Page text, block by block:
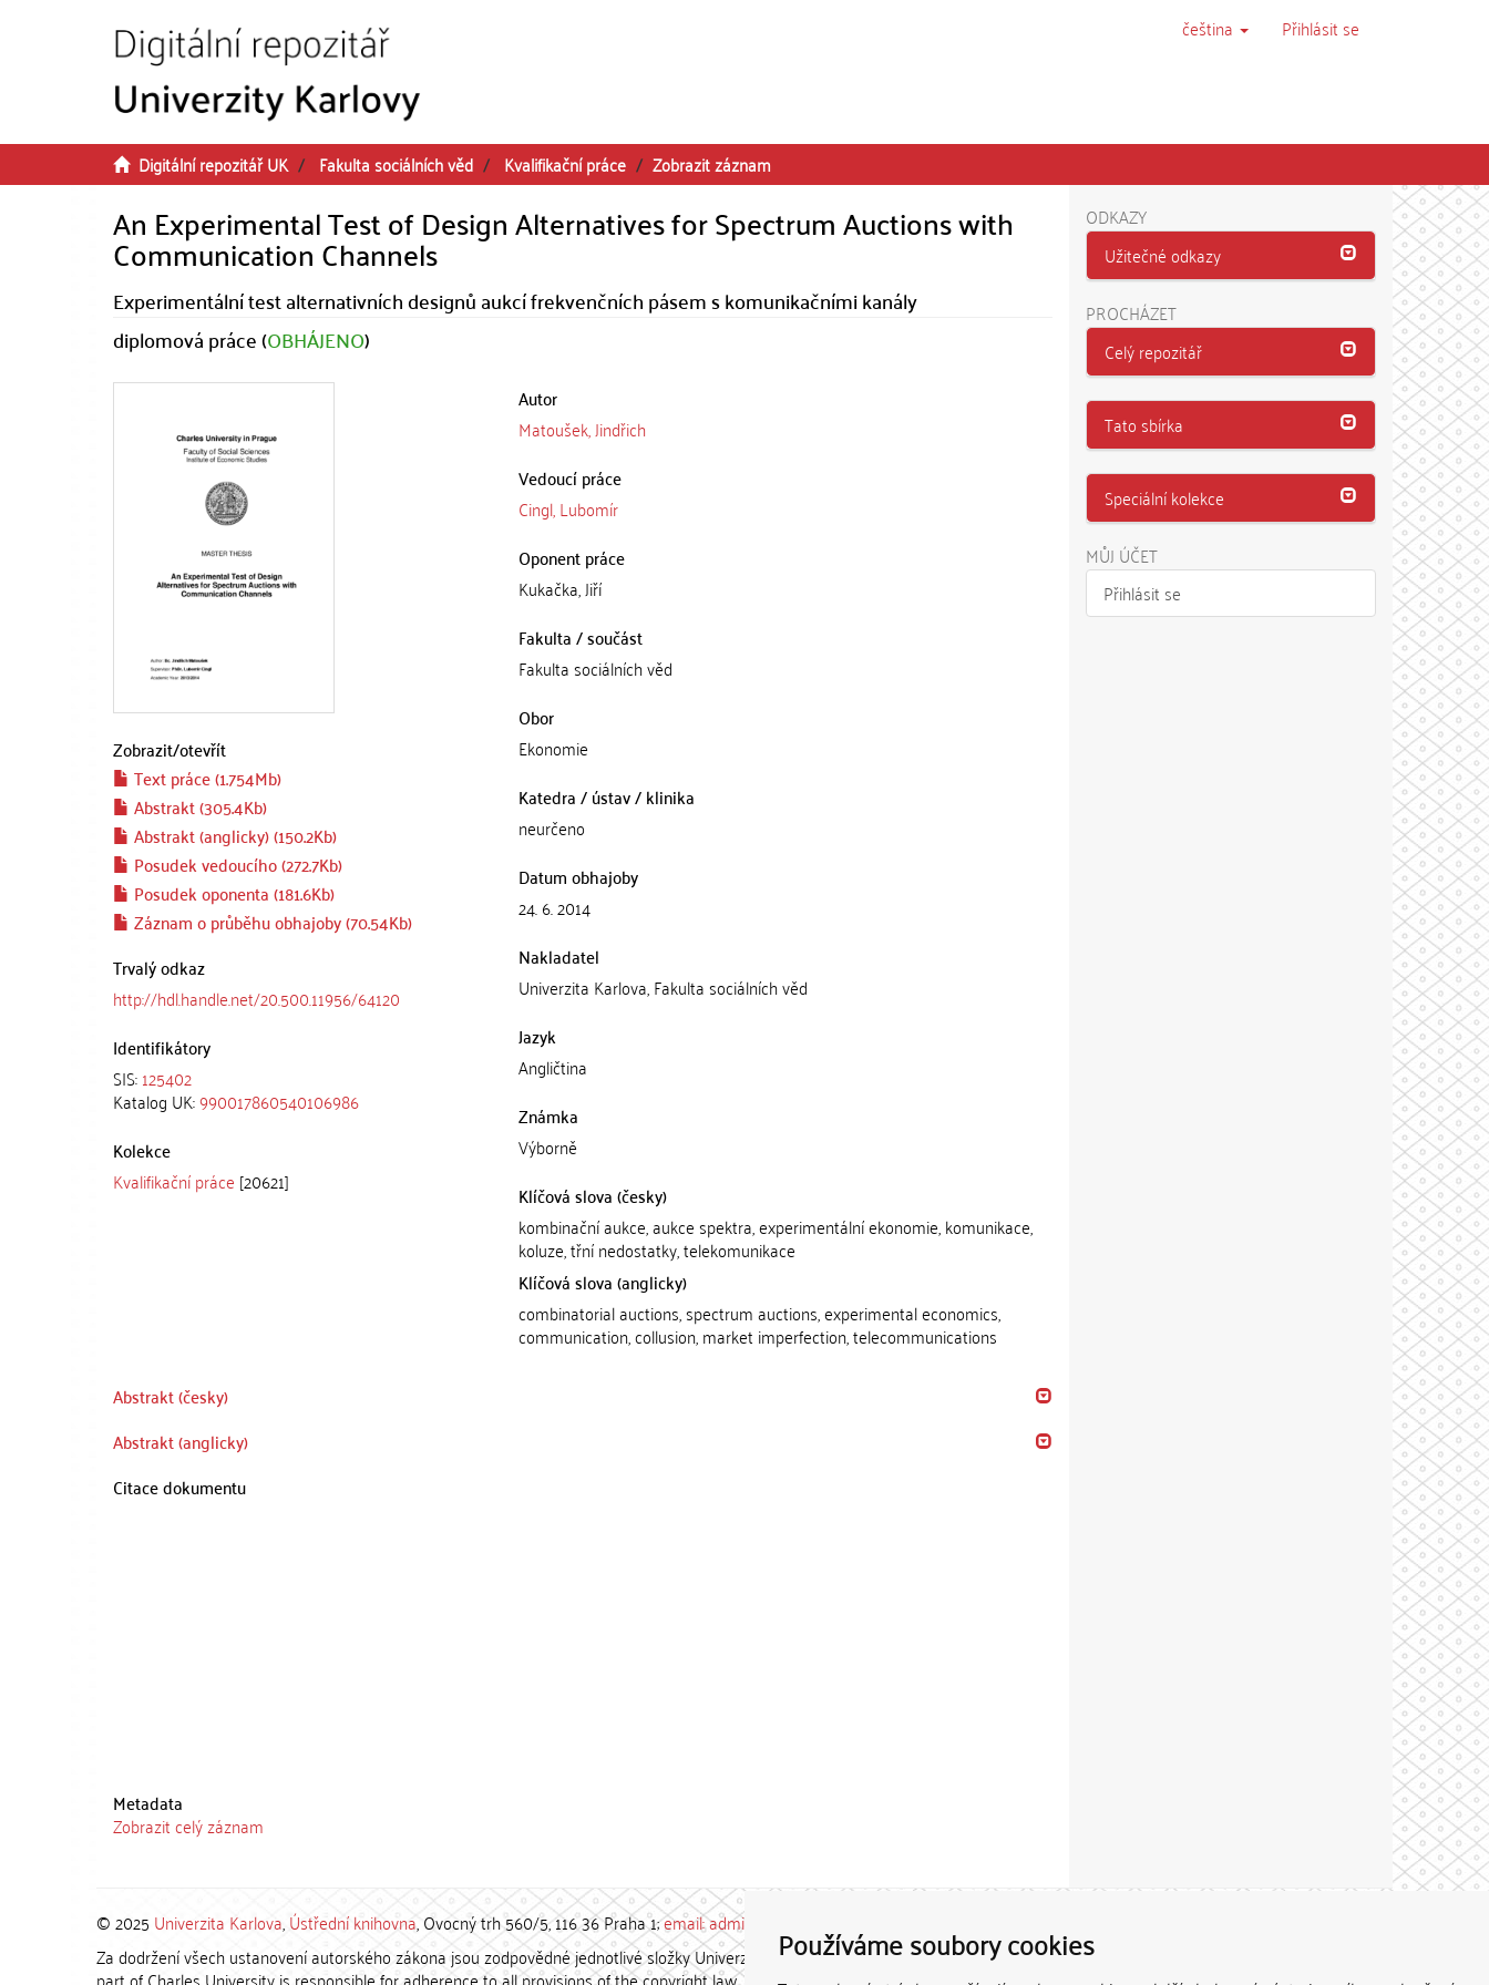
Používáme soubory cookies
čeština Přihlásit se
Digitální repozitář UK Fakulta sociálních věd Kvalifikační práce Zobrazit záznam
An Experimental Test of Design Alternatives for Spectrum Auctions with
Communication Channels
Experimentální test alternativních designů aukcí frekvenčních pásem s komunikačními kanály
diplomová práce (OBHÁJENO)
Zobrazit/otevřít
Text práce (1.754Mb)
Abstrakt (305.4Kb)
Abstrakt (anglicky) (150.2Kb)
Posudek vedoucího (272.7Kb)
Posudek oponenta (181.6Kb)
Záznam o průběhu obhajoby (70.54Kb)
Trvalý odkaz
http://hdl.handle.net/20.500.11956/64120
Identifikátory
SIS:125402
Katalog UK:990017860540106986
Kolekce
Kvalifikační práce [20621]
Autor
Matoušek, Jindřich
Vedoucí práce
Cingl, Lubomír
Oponent práce
Kukačka, Jiří
Fakulta / součást
Fakulta sociálních věd
Obor
Ekonomie
Katedra / ústav / klinika
neurčeno
Datum obhajoby
24. 6. 2014
Nakladatel
Univerzita Karlova, Fakulta sociálních věd
Jazyk
Angličtina
Známka
Výborně
Klíčová slova (česky)
kombinační aukce, aukce spektra, experimentální ekonomie, komunikace,
koluze, třní nedostatky, telekomunikace
Klíčová slova (anglicky)
combinatorial auctions, spectrum auctions, experimental economics,
communication, collusion, market imperfection, telecommunications
Abstrakt (česky)
Abstrakt (anglicky)
Citace dokumentu
Metadata
Zobrazit celý záznam
ODKAZY
Užitečné odkazy
PROCHÁZET
Celý repozitář
Tato sbírka
Speciální kolekce
MŮJ ÚČET
Přihlásit se
© 2025 Univerzita Karlova,Ústřední knihovna, Ovocný trh 560/5, 116 36 Praha 1;email: admin-repozitar [at] cuni.cz
Za dodržení všech ustanovení autorského zákona jsou zodpovědné jednotlivé složky Univerzity Karlovy. / Each constituent